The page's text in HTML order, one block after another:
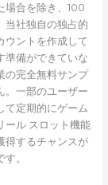
場合を除き、100
当社独自の独占的
ウントを作成して
準備ができていな
の完全無料サンプ
。一部のユーザー
て定期的にゲーム
ール スロット機能
得するチャンスが
。